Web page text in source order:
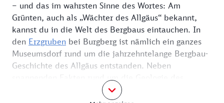
– und das im wahrsten Sinne des Wortes: Am
Grünten, auch als „Wächter des Allgäus“ bekannt,
kannst du in die Welt des Bergbaus eintauchen. In
den Erzgruben bei Burgberg ist nämlich ein ganzes
Museumsdorf rund um die jahrzehntelange Bergbau-
Geschichte des Allgäus entstanden. Neben
spannenden Fakten rund um die Geologie des
Grünten und des gesamten Allgäus, erlebst du